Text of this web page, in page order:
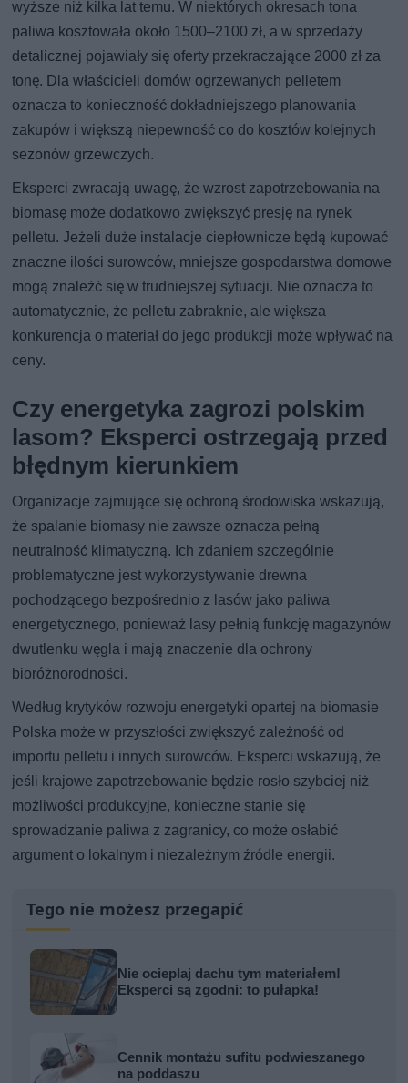
wyższe niż kilka lat temu. W niektórych okresach tona
paliwa kosztowała około 1500–2100 zł, a w sprzedaży
detalicznej pojawiały się oferty przekraczające 2000 zł za
tonę. Dla właścicieli domów ogrzewanych pelletem
oznacza to konieczność dokładniejszego planowania
zakupów i większą niepewność co do kosztów kolejnych
sezonów grzewczych.
Eksperci zwracają uwagę, że wzrost zapotrzebowania na
biomasę może dodatkowo zwiększyć presję na rynek
pelletu. Jeżeli duże instalacje ciepłownicze będą kupować
znaczne ilości surowców, mniejsze gospodarstwa domowe
mogą znaleźć się w trudniejszej sytuacji. Nie oznacza to
automatycznie, że pelletu zabraknie, ale większa
konkurencja o materiał do jego produkcji może wpływać na
ceny.
Czy energetyka zagrozi polskim
lasom? Eksperci ostrzegają przed
błędnym kierunkiem
Organizacje zajmujące się ochroną środowiska wskazują,
że spalanie biomasy nie zawsze oznacza pełną
neutralność klimatyczną. Ich zdaniem szczególnie
problematyczne jest wykorzystywanie drewna
pochodzącego bezpośrednio z lasów jako paliwa
energetycznego, ponieważ lasy pełnią funkcję magazynów
dwutlenku węgla i mają znaczenie dla ochrony
bioróżnorodności.
Według krytyków rozwoju energetyki opartej na biomasie
Polska może w przyszłości zwiększyć zależność od
importu pelletu i innych surowców. Eksperci wskazują, że
jeśli krajowe zapotrzebowanie będzie rosło szybciej niż
możliwości produkcyjne, konieczne stanie się
sprowadzanie paliwa z zagranicy, co może osłabić
argument o lokalnym i niezależnym źródle energii.
Tego nie możesz przegapić
Nie ocieplaj dachu tym materiałem!
Eksperci są zgodni: to pułapka!
Cennik montażu sufitu podwieszanego
na poddaszu